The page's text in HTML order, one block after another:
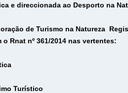
e direccionada ao Desporto na
de Turismo na Natureza
o Rnat nº 361/2014 nas vertentes:
Turístico